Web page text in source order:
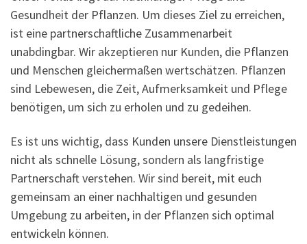
Gesundheit der Pflanzen. Um dieses Ziel zu erreichen,
ist eine partnerschaftliche Zusammenarbeit
unabdingbar. Wir akzeptieren nur Kunden, die Pflanzen
und Menschen gleichermaßen wertschätzen. Pflanzen
sind Lebewesen, die Zeit, Aufmerksamkeit und Pflege
benötigen, um sich zu erholen und zu gedeihen.
Es ist uns wichtig, dass Kunden unsere Dienstleistungen
nicht als schnelle Lösung, sondern als langfristige
Partnerschaft verstehen. Wir sind bereit, mit euch
gemeinsam an einer nachhaltigen und gesunden
Umgebung zu arbeiten, in der Pflanzen sich optimal
entwickeln können.